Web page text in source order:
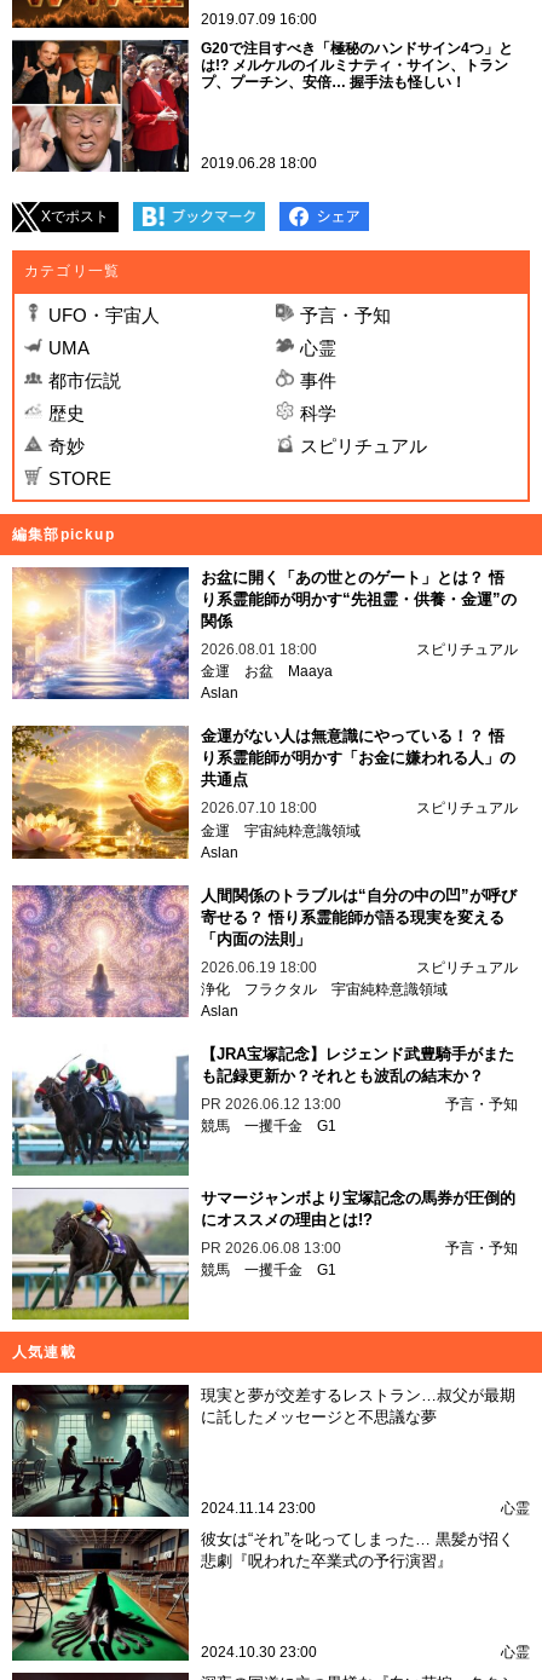
2019.07.09 16:00
G20で注目すべき「極秘のハンドサイン4つ」と
は!? メルケルのイルミナティ・サイン、トラン
プ、プーチン、安倍… 握手法も怪しい！
2019.06.28 18:00
Xでポスト
カテゴリ一覧
UFO・宇宙人
予言・予知
UMA
心霊
都市伝説
事件
歴史
科学
奇妙
スピリチュアル
STORE
編集部pickup
お盆に開く「あの世とのゲート」とは？ 悟
り系霊能師が明かす“先祖霊・供養・金運”の
関係
2026.08.01 18:00
スピリチュアル
金運
お盆
Maaya
Aslan
金運がない人は無意識にやっている！？ 悟
り系霊能師が明かす「お金に嫌われる人」の
共通点
2026.07.10 18:00
スピリチュアル
金運 宇宙純粋意識領域
Aslan
人間関係のトラブルは“自分の中の凹”が呼び
寄せる？ 悟り系霊能師が語る現実を変える
「内面の法則」
2026.06.19 18:00
スピリチュアル
浄化
フラクタル 宇宙純粋意識領域
Aslan
【JRA宝塚記念】レジェンド武豊騎手がまた
も記録更新か？それとも波乱の結末か？
PR 2026.06.12 13:00
予言・予知
競馬 一攫千金 G1
サマージャンボより宝塚記念の馬券が圧倒的
にオススメの理由とは!?
PR 2026.06.08 13:00
予言・予知
競馬 一攫千金 G1
人気連載
現実と夢が交差するレストラン…叔父が最期
に託したメッセージと不思議な夢
2024.11.14 23:00 心霊
彼女は“それ”を叱ってしまった… 黒髪が招く
悲劇『呪われた卒業式の予行演習』
2024.10.30 23:00 心霊